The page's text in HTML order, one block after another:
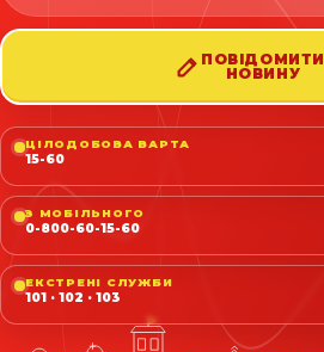
ПОВІДОМИТИ
НОВИНУ
ЦІЛОДОБОВА ВАРТА
15-60
З МОБІЛЬНОГО
0-800-60-15-60
ЕКСТРЕНІ СЛУЖБИ
101 · 102 · 103